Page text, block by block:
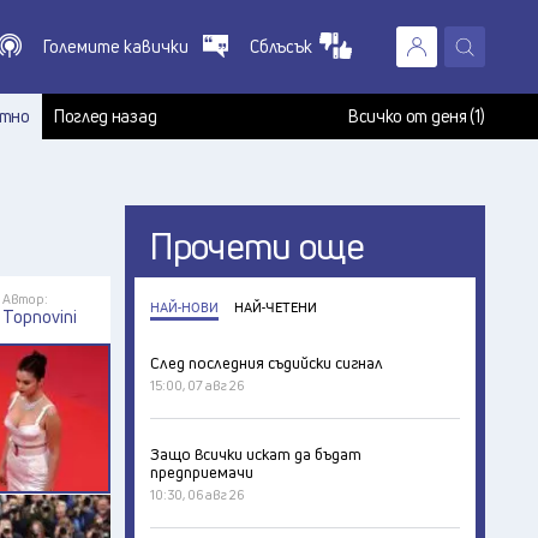
X
Големите кавички Сблъсък
Поглед назад Всичко от деня (1)
Автор:
Topnovini
Прочети още
НАЙ-НОВИ НАЙ-ЧЕТЕНИ
След последния съдийски сигнал
15:00, 07 авг 26
Защо всички искат да бъдат
предприемачи
10:30, 06 авг 26